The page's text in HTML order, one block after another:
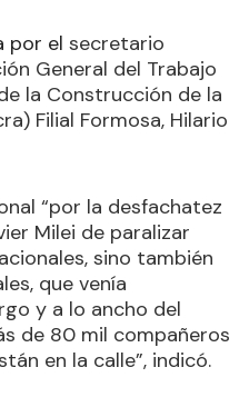
por el secretario
General del Trabajo
la Construcción de la
Filial Formosa, Hilario
“por la desfachatez
Milei de paralizar
sino también
que venía
y a lo ancho del
de 80 mil compañeros
en la calle”, indicó.